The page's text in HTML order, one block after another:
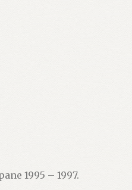
1995 – 1997.